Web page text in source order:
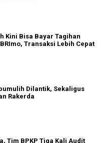
Kini Bisa Bayar Tagihan
Transaksi Lebih Cepat
Dilantik, Sekaligus
Rakerda
Tim BPKP Tiga Kali Audit